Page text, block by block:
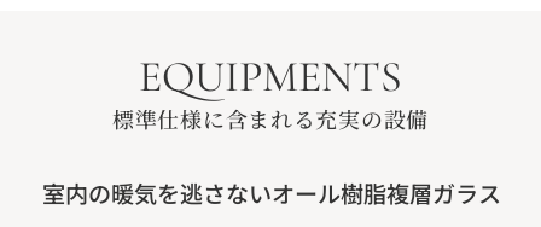
EQUIPMENTS
標準仕様に含まれる充実の設備
室内の暖気を逃さないオール樹脂複層ガラス